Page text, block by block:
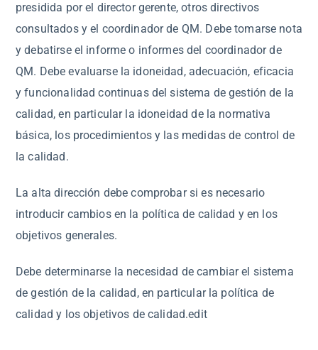
presidida por el director gerente, otros directivos
consultados y el coordinador de QM. Debe tomarse nota
y debatirse el informe o informes del coordinador de
QM. Debe evaluarse la idoneidad, adecuación, eficacia
y funcionalidad continuas del sistema de gestión de la
calidad, en particular la idoneidad de la normativa
básica, los procedimientos y las medidas de control de
la calidad.
La alta dirección debe comprobar si es necesario
introducir cambios en la política de calidad y en los
objetivos generales.
Debe determinarse la necesidad de cambiar el sistema
de gestión de la calidad, en particular la política de
calidad y los objetivos de calidad.edit